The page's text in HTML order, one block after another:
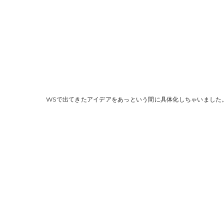
WSで出てきたアイデアをあっという間に具体化しちゃいました